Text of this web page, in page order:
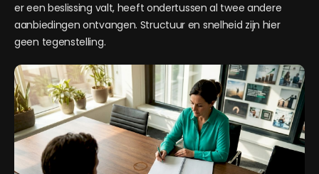
er een beslissing valt, heeft ondertussen al twee andere
aanbiedingen ontvangen. Structuur en snelheid zijn hier
geen tegenstelling.